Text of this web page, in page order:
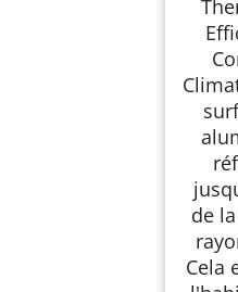
de
Cela